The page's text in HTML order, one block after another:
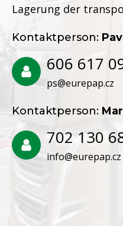
Lagerung der
Kontaktperson:
606 617
ps@eurepap.cz
Kontaktperson:
702 130
info@eurepap.cz